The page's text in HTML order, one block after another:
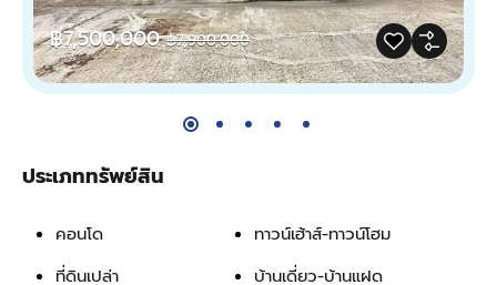
฿7,500,000 ฿7,900,000
ประเภททรัพย์สิน
คอนโด
ทาวน์เฮ้าส์-ทาวน์โฮม
ที่ดินเปล่า
บ้านเดี่ยว-บ้านแฝด